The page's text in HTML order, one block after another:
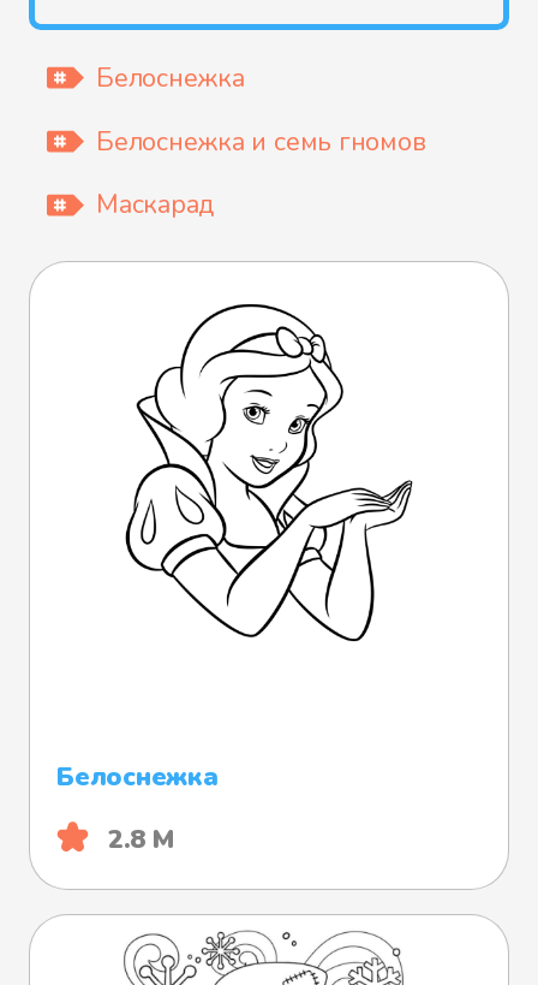
Белоснежка
Белоснежка и семь гномов
Маскарад
Белоснежка
2.8 М